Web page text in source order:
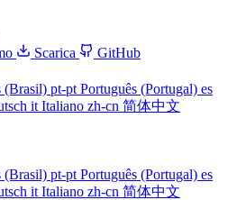
Scarica GitHub
(Brasil) pt-pt Português (Portugal) es
it Italiano zh-cn 简体中文
(Brasil) pt-pt Português (Portugal) es
it Italiano zh-cn 简体中文